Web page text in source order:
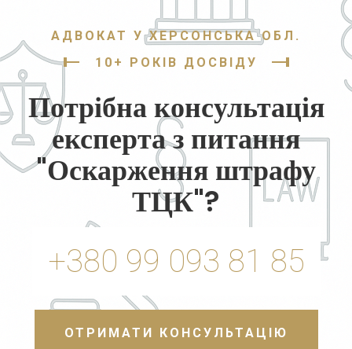
АДВОКАТ У ХЕРСОНСЬКА ОБЛ.
10+ РОКІВ ДОСВІДУ
Потрібна консультація
експерта з питання
"Оскарження штрафу
ТЦК"?
+380 99 093 81 85
ОТРИМАТИ КОНСУЛЬТАЦІЮ